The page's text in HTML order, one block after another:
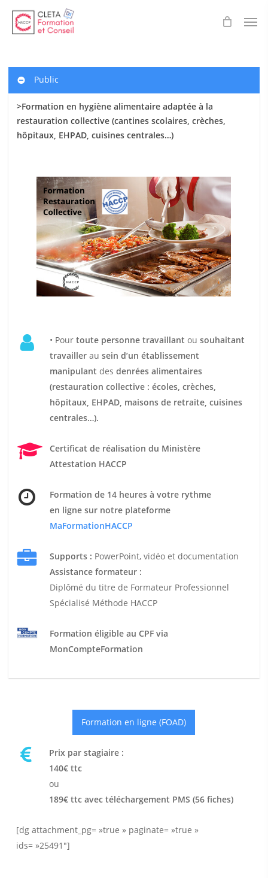
main
Public
>Formation en hygiène alimentaire adaptée à la
restauration collective (cantines scolaires, crèches,
hôpitaux, EHPAD, cuisines centrales…)
• Pour toute personne travaillant ou souhaitant
travailler au sein d’un établissement
manipulant des denrées alimentaires
(restauration collective : écoles, crèches,
hôpitaux, EHPAD, maisons de retraite, cuisines
centrales…).
Certificat de réalisation du Ministère
Attestation HACCP
Formation de 14 heures à votre rythme
en ligne sur notre plateforme
MaFormationHACCP
Supports : PowerPoint, vidéo et documentation
Assistance formateur :
Diplômé du titre de Formateur Professionnel
Spécialisé Méthode HACCP
Formation éligible au CPF via
MonCompteFormation
Formation en ligne (FOAD)
Prix par stagiaire :
140€ ttc
ou
189€ ttc avec téléchargement PMS (56 fiches)
[dg attachment_pg= »true » paginate= »true »
ids= »25491″]